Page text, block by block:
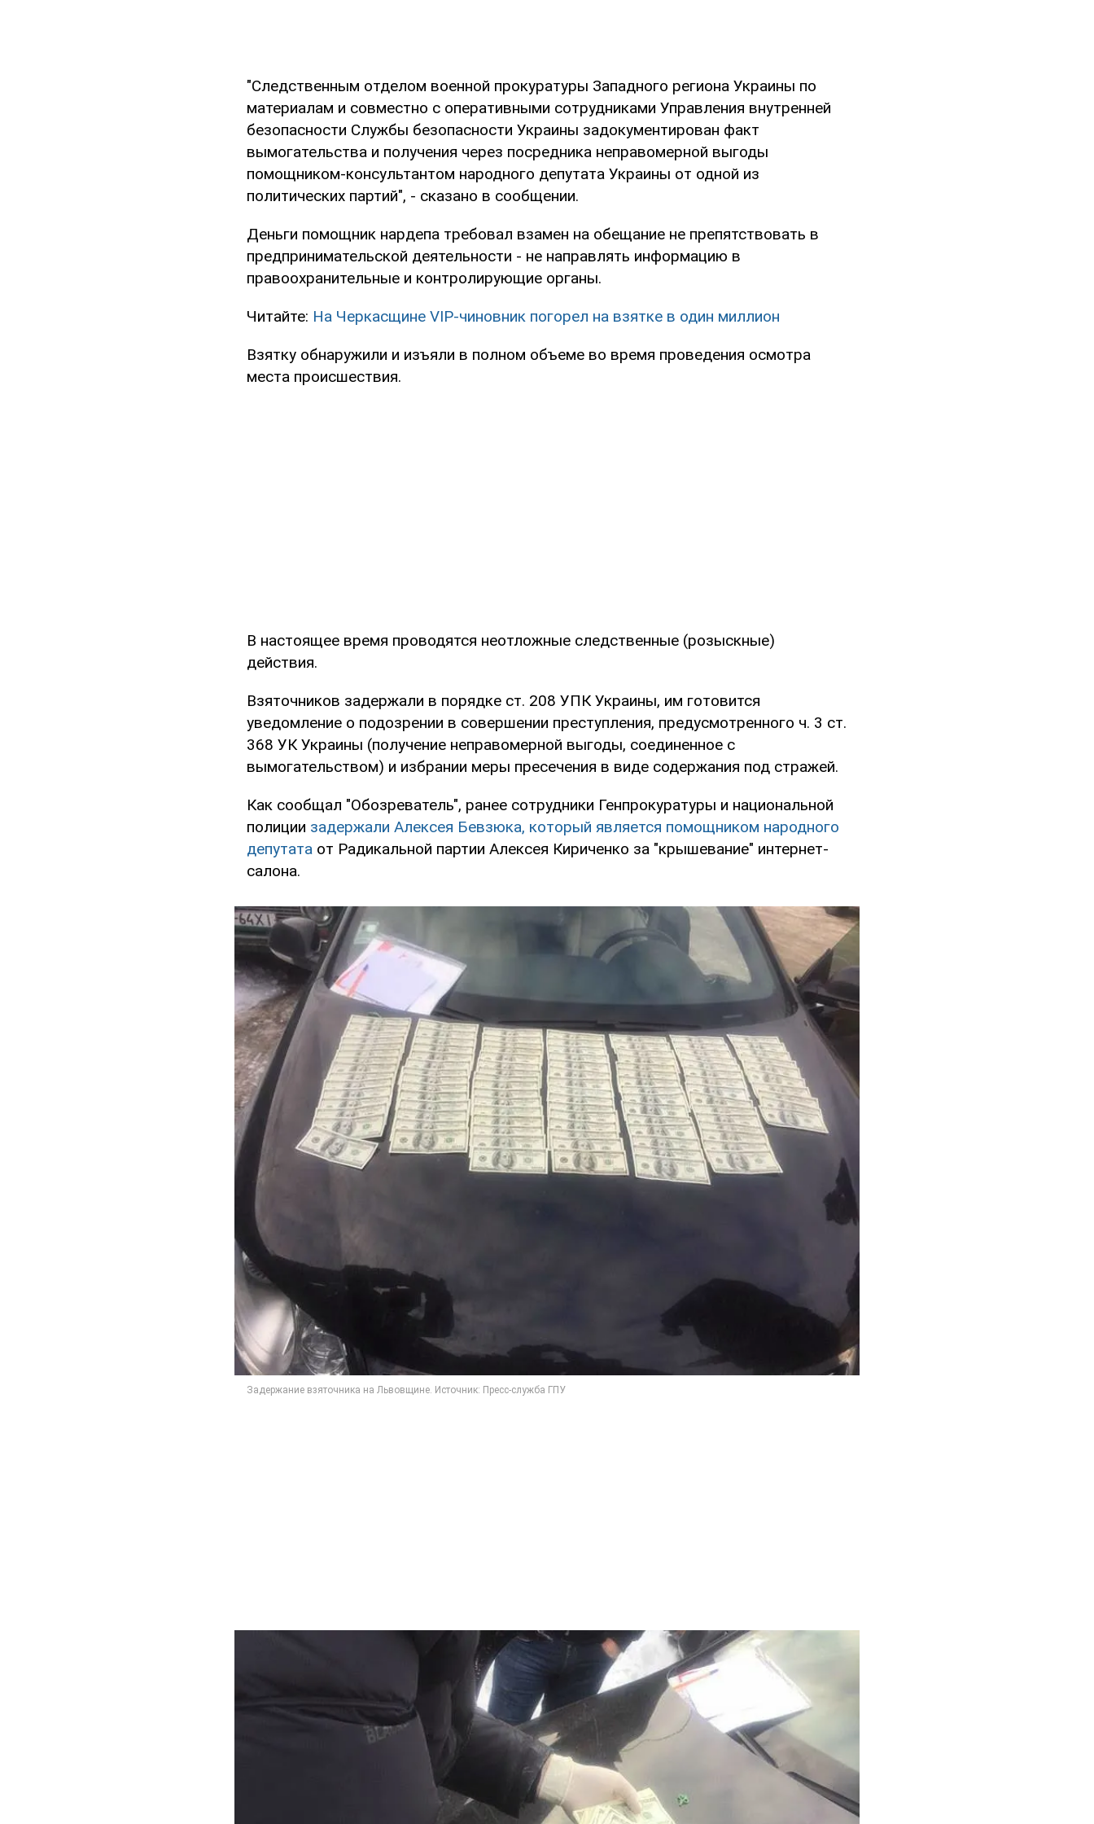
"Следственным отделом военной прокуратуры Западного региона Украины по
материалам и совместно с оперативными сотрудниками Управления внутренней
безопасности Службы безопасности Украины задокументирован факт
вымогательства и получения через посредника неправомерной выгоды
помощником-консультантом народного депутата Украины от одной из
политических партий", - сказано в сообщении.
Деньги помощник нардепа требовал взамен на обещание не препятствовать в
предпринимательской деятельности - не направлять информацию в
правоохранительные и контролирующие органы.
Читайте: На Черкасщине VIP-чиновник погорел на взятке в один миллион
Взятку обнаружили и изъяли в полном объеме во время проведения осмотра
места происшествия.
В настоящее время проводятся неотложные следственные (розыскные)
действия.
Взяточников задержали в порядке ст. 208 УПК Украины, им готовится
уведомление о подозрении в совершении преступления, предусмотренного ч. 3 ст.
368 УК Украины (получение неправомерной выгоды, соединенное с
вымогательством) и избрании меры пресечения в виде содержания под стражей.
Как сообщал "Обозреватель", ранее сотрудники Генпрокуратуры и национальной
полиции задержали Алексея Бевзюка, который является помощником народного
депутата от Радикальной партии Алексея Кириченко за "крышевание" интернет-
салона.